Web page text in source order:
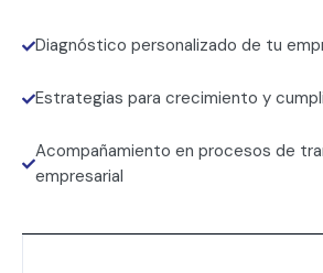
Diagnóstico personalizado de tu
Estrategias para crecimiento y
Acompañamiento en procesos de
empresarial